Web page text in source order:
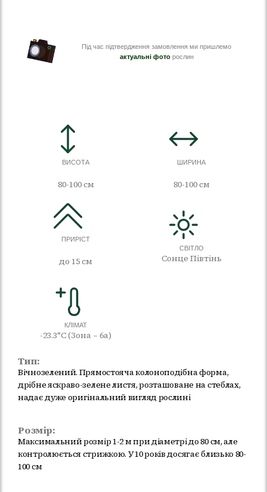
Під час підтвердження замовлення ми пришлемо
актуальні фоторослин
ВИСОТА
80-100 см
ШИРИНА
80-100 см
ПРИРІСТ
до 15 см
СВІТЛО
Сонце Півтінь
КЛІМАТ
-23.3°C (Зона – 6а)
Тип:
Вічнозелений. Прямостояча колоноподібна форма,
дрібне яскраво-зелене листя, розташоване на стеблах,
надає дуже оригінальний вигляд рослині
Розмір:
Максимальний розмір 1-2 м при діаметрі до 80 см, але
контролюється стрижкою. У 10 років досягає близько 80-
100 см